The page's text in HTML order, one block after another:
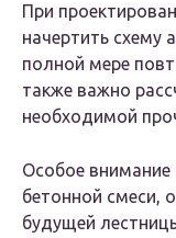
При
начертить схему
полной мере
также важно
необходимой
Особое внимание
бетонной смеси,
будущей